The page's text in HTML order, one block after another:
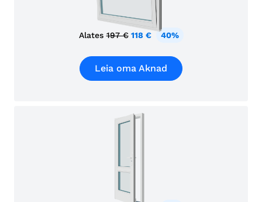
Alates 197 € 118 € 40%
Leia oma Aknad